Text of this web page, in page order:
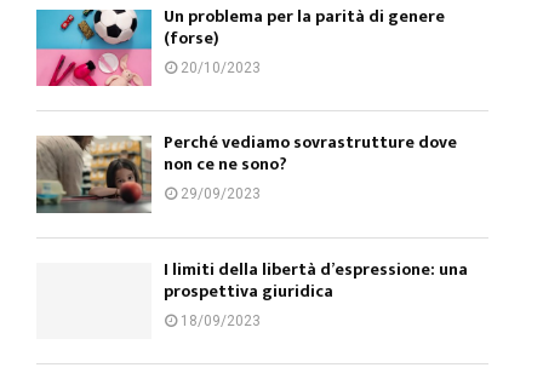
Un problema per la parità di genere
(forse)
20/10/2023
Perché vediamo sovrastrutture dove
non ce ne sono?
29/09/2023
I limiti della libertà d’espressione: una
prospettiva giuridica
18/09/2023